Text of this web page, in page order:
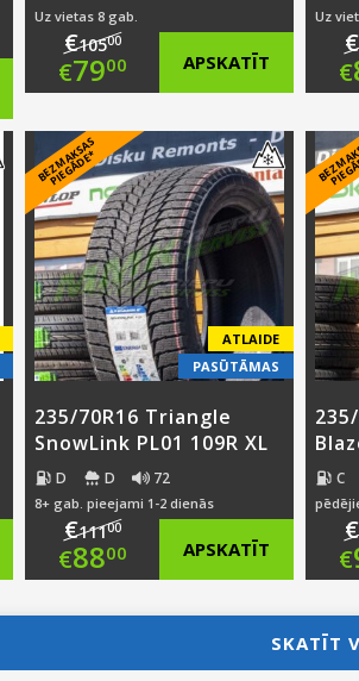
Uz vietas 8 gab.
€10500
Original
was:
€105.00.
€7900
price
is:
€79.00.
APSKATĪT
Uz
€
€
B
E
Z
M
A
K
S
A
S
PI
E
G
Ā
D
E
*
ATLAIDE
PASŪTĀMAS
235/70R16 Triangle
SnowLink PL01 109R XL
D D 72
8+ gab. pieejami 1-2 dienās
€11100
Original
€8800 APSKATĪT
C
€
€
SKATĪT